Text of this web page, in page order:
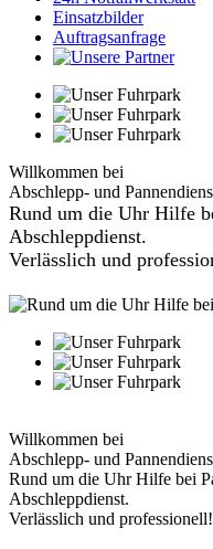
Einsatzbilder
Auftragsanfrage
Willkommen bei
Abschlepp- und
Rund um die Uhr Hilfe
Abschleppdienst.
Verlässlich und
Willkommen bei
Abschlepp- und
Rund um die Uhr Hilfe bei
Abschleppdienst.
Verlässlich und professionell!